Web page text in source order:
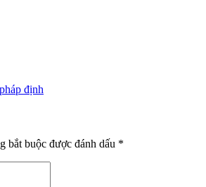
định
bắt buộc được đánh dấu *